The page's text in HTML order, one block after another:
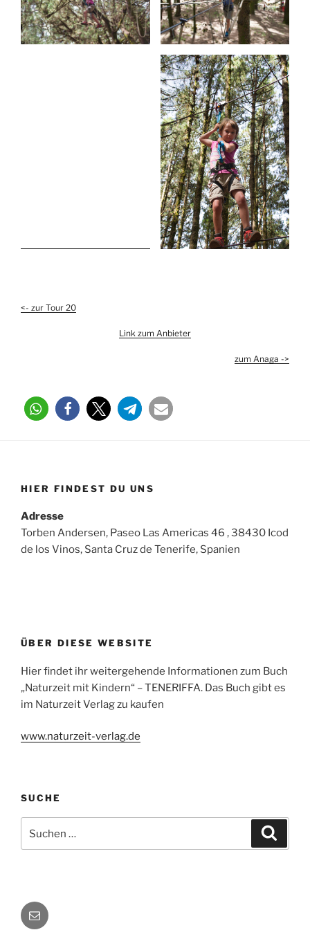
<- zur Tour 20
Link zum Anbieter
zum Anaga ->
HIER FINDEST DU UNS
Adresse
Torben Andersen, Paseo Las Americas 46 , 38430 Icod
de los Vinos, Santa Cruz de Tenerife, Spanien
ÜBER DIESE WEBSITE
Hier findet ihr weitergehende Informationen zum Buch
„Naturzeit mit Kindern“ – TENERIFFA. Das Buch gibt es
im Naturzeit Verlag zu kaufen
www.naturzeit-verlag.de
SUCHE
nach:
Autorenkontakt